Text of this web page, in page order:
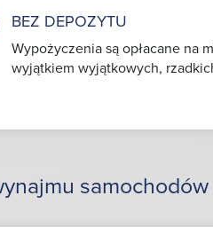
BEZ DEPOZYTU
Wypożyczenia są opłacane na
wyjątkiem wyjątkowych,